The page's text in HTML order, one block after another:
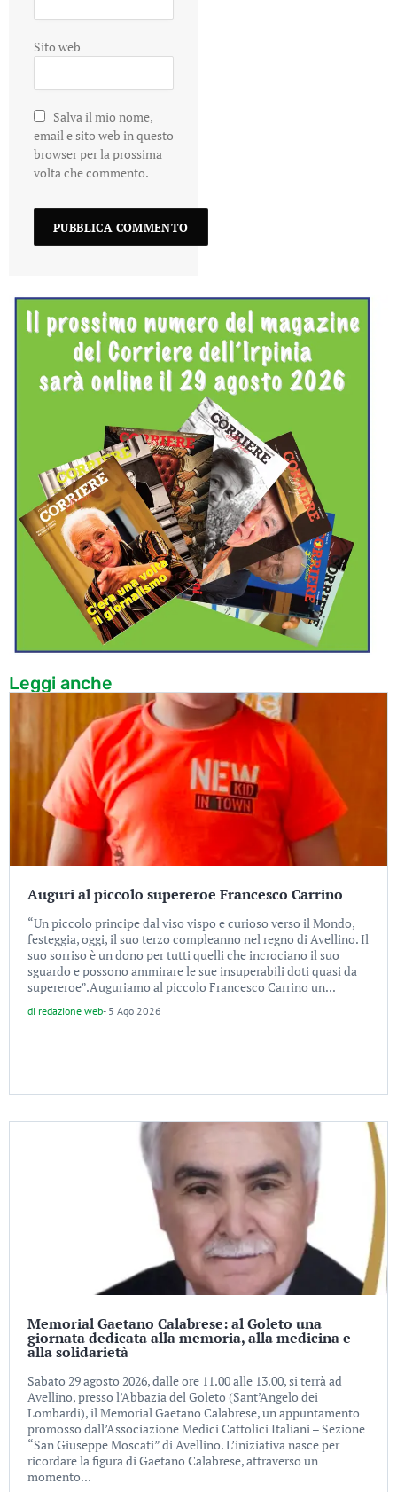
Sito web
Salva il mio nome,
email e sito web in questo
browser per la prossima
volta che commento.
Leggi anche
Auguri al piccolo supereroe Francesco Carrino
“Un piccolo principe dal viso vispo e curioso verso il Mondo,
festeggia, oggi, il suo terzo compleanno nel regno di Avellino. Il
suo sorriso è un dono per tutti quelli che incrociano il suo
sguardo e possono ammirare le sue insuperabili doti quasi da
supereroe”.Auguriamo al piccolo Francesco Carrino un...
di redazione web- 5 Ago 2026
Memorial Gaetano Calabrese: al Goleto una
giornata dedicata alla memoria, alla medicina e
alla solidarietà
Sabato 29 agosto 2026, dalle ore 11.00 alle 13.00, si terrà ad
Avellino, presso l’Abbazia del Goleto (Sant’Angelo dei
Lombardi), il Memorial Gaetano Calabrese, un appuntamento
promosso dall’Associazione Medici Cattolici Italiani – Sezione
“San Giuseppe Moscati” di Avellino. L’iniziativa nasce per
ricordare la figura di Gaetano Calabrese, attraverso un
momento...